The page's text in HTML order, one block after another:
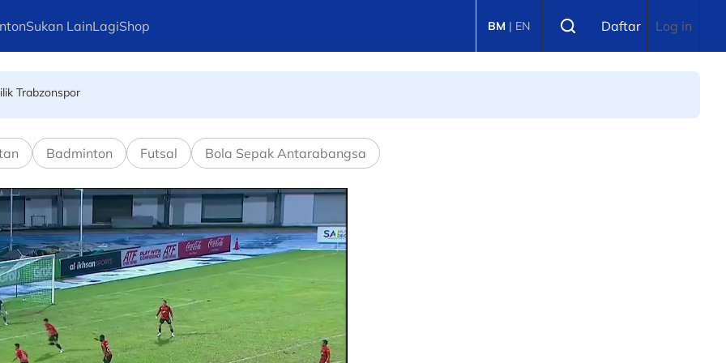
Sukan LainLagiShop BM | EN Daftar Log in
meninggal dunia akibat diserang
Badminton Futsal Bola Sepak Antarabangsa